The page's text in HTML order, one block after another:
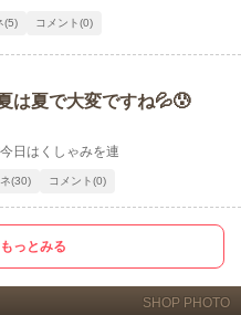
(5) コメント(0)
は夏で大変ですね💦😰
日はくしゃみを連
(30) コメント(0)
っとみる
SHOP PHOTO